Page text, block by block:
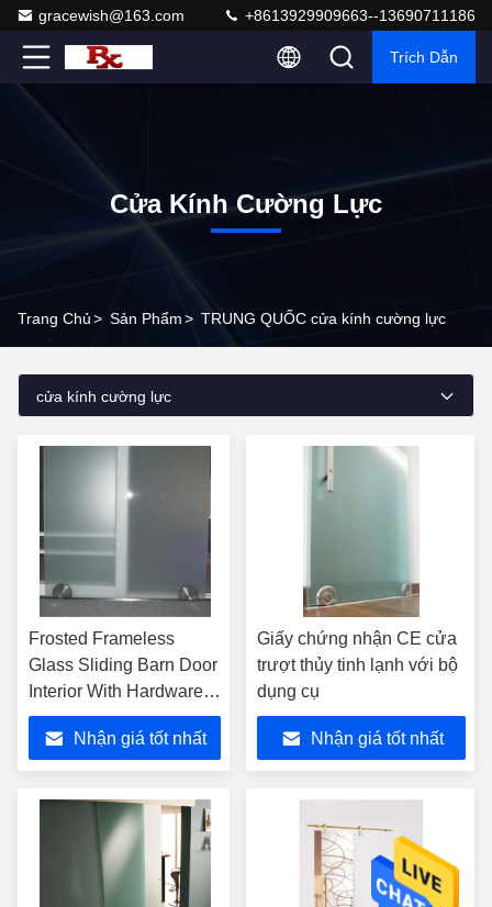
gracewish@163.com +8613929909663--13690711186
Trích Dẫn
Cửa Kính Cường Lực
Trang Chủ> Sản Phẩm> TRUNG QUỐC cửa kính cường lực
cửa kính cường lực
Frosted Frameless
Glass Sliding Barn Door
Interior With Hardware
Kit And Door Handle
(Máy cứng và tay cầm
cửa)
Nhận giá tốt nhất
Giấy chứng nhận CE cửa
trượt thủy tinh lạnh với bộ
dụng cụ
Nhận giá tốt nhất